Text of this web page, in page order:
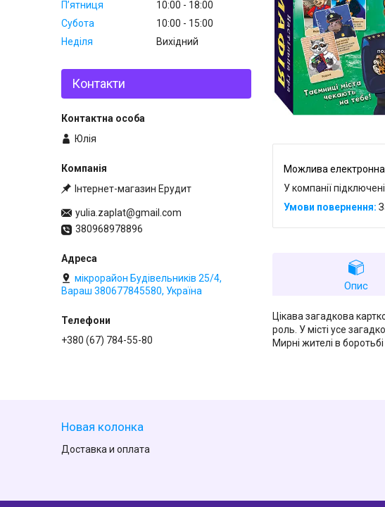
У компанії
Опис
Цікава загадкова
роль. У місті усе
Мирні жителі в
Пʼятниця
10:00
18:00
Субота
10:00
15:00
Неділя
Вихідний
Контакти
Юлія
Інтернет-магазин Ерудит
yulia.zaplat@gmail.com
380968978896
мікрорайон Будівельників 25/4,
Вараш 380677845580, Україна
+380 (67) 784-55-80
Новая колонка
Доставка и оплата